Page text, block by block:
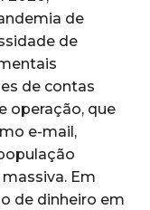
de
de
de contas
operação, que
e-mail,
Em
de dinheiro em